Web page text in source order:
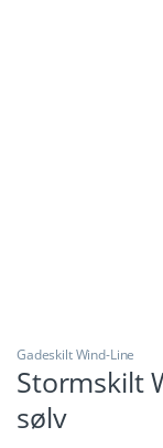
Gadeskilt Wind-Line
Stormskilt
sølv